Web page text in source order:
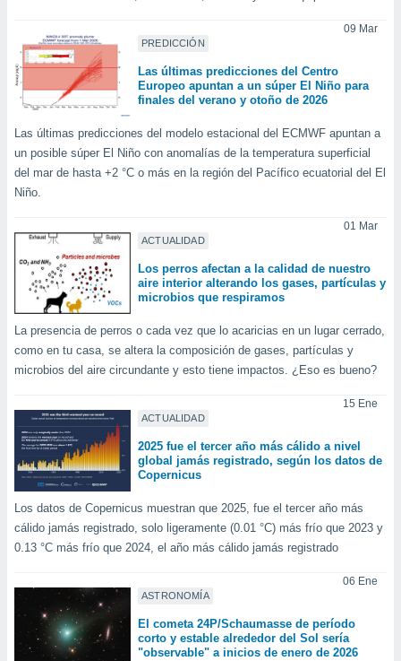
utilizar
crear un
uso de
medir el
el
de
o a través
de
de
de
e
publicidad
publicidad
de
PREDICCIÓN
09 Mar
Las últimas predicciones del Centro
Europeo apuntan a un súper El Niño para
finales del verano y otoño de 2026
Las últimas predicciones del modelo estacional del ECMWF apuntan a
un posible súper El Niño con anomalías de la temperatura superficial
del mar de hasta +2 °C o más en la región del Pacífico ecuatorial del El
Niño.
ACTUALIDAD
01 Mar
Los perros afectan a la calidad de nuestro
aire interior alterando los gases, partículas y
microbios que respiramos
La presencia de perros o cada vez que lo acaricias en un lugar cerrado,
como en tu casa, se altera la composición de gases, partículas y
microbios del aire circundante y esto tiene impactos. ¿Eso es bueno?
ACTUALIDAD
15 Ene
2025 fue el tercer año más cálido a nivel
global jamás registrado, según los datos de
Copernicus
Los datos de Copernicus muestran que 2025, fue el tercer año más
cálido jamás registrado, solo ligeramente (0.01 °C) más frío que 2023 y
0.13 °C más frío que 2024, el año más cálido jamás registrado
ASTRONOMÍA
06 Ene
El cometa 24P/Schaumasse de período
corto y estable alrededor del Sol sería
"observable" a inicios de enero de 2026